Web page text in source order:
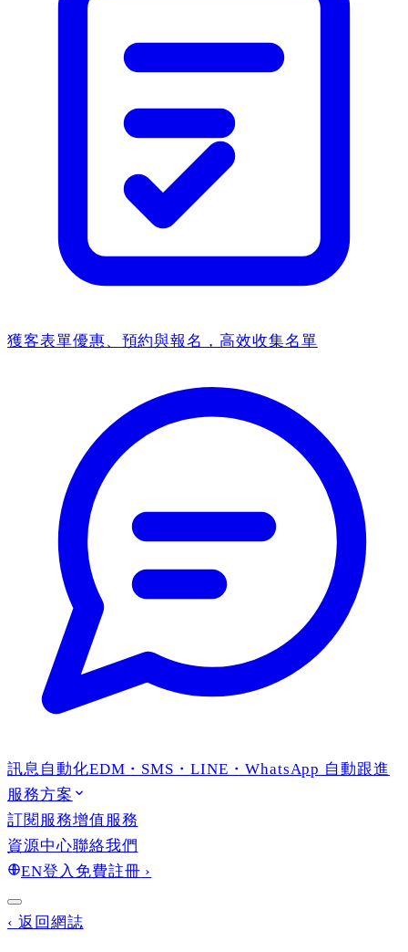
獲客表單優惠、預約與報名，高效收集名單
訊息自動化EDM・SMS・LINE・WhatsApp 自動跟進
服務方案
訂閱服務增值服務
資源中心聯絡我們
EN登入 免費註冊 ›
‹ 返回網誌